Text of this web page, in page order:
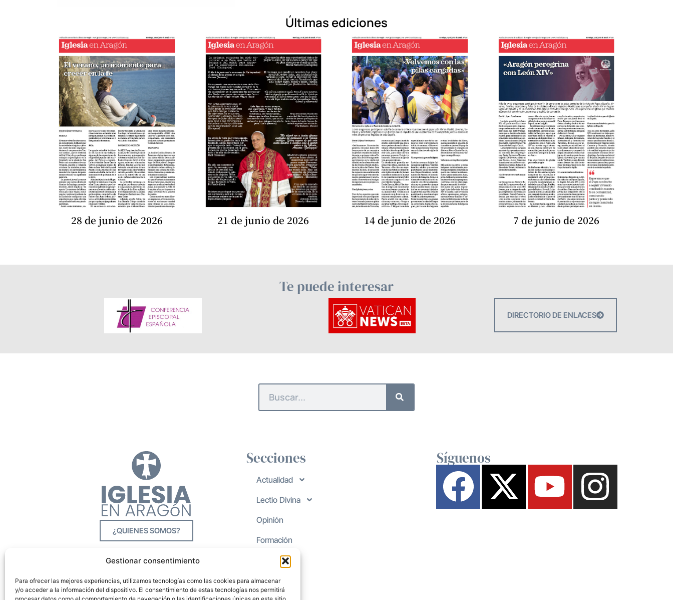
Gestionar consentimiento
Para ofrecer las mejores experiencias, utilizamos tecnologías como las cookies para almacenar
y/o acceder a la información del dispositivo. El consentimiento de estas tecnologías nos permitirá
Últimas ediciones
28 de junio de 2026 21 de junio de 2026 14 de junio de 2026 7 de junio de 2026
Te puede interesar
DIRECTORIO DE ENLACES
¿QUIENES SOMOS?
Secciones
Actualidad
Lectio Divina
Opinión
Formación
Síguenos